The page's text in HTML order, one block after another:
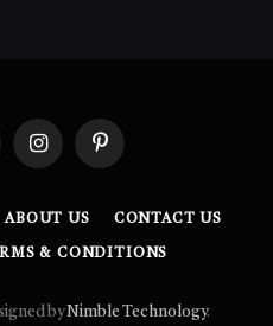
InstagramPinterest
ABOUT US CONTACT US
& CONDITIONS
byNimble Technology.